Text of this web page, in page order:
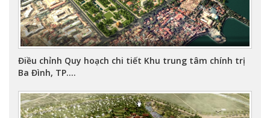
Điều chỉnh Quy hoạch chi tiết Khu trung tâm chính trị
Ba Đình, TP....